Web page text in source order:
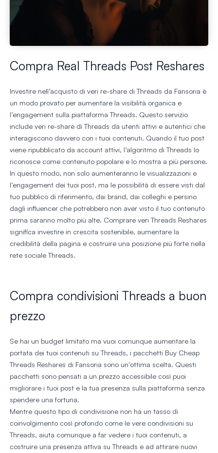
Compra Real Threads Post Reshares
Investire nell’acquisto di veri re-share di Threads da Fansoria è
un modo provato per aumentare la visibilità organica e
l’engagement sulla piattaforma Threads. Questo servizio
include veri re-share di Threads da utenti attivi e autentici che
interagiscono davvero con i tuoi contenuti. Quando il tuo post
viene ripubblicato da account attivi, l’algoritmo di Threads lo
riconosce come contenuto popolare e lo mostra a più persone.
In questo modo, non solo aumenteranno le visualizzazioni e
l’engagement dei tuoi post, ma le possibilità di essere visti dal
tuo pubblico di riferimento, dai brand, dai colleghi e persino
dagli influencer che potrebbero non aver visto il tuo contenuto
prima saranno molto più alte. Comprare veri Threads Reshares
significa investire in crescita sostenibile, aumentare la
credibilità della pagina e costruire una posizione più forte nella
rete sociale Threads.
Compra condivisioni Threads a buon
prezzo
Se hai un budget limitato ma vuoi comunque aumentare la
portata dei tuoi contenuti su Threads, i pacchetti Buy Cheap
Threads Reshares di Fansoria sono un'ottima scelta. Questi
pacchetti sono pensati a un prezzo accessibile così puoi
migliorare i tuoi post e la tua presenza sulla piattaforma senza
spendere una fortuna.
Mentre questo tipo di condivisione non ha un tasso di
coinvolgimento così profondo come le vere condivisioni su
Threads, aiuta comunque a far vedere i tuoi contenuti, a
costruire una presenza attiva su Threads e ad attirare nuovi